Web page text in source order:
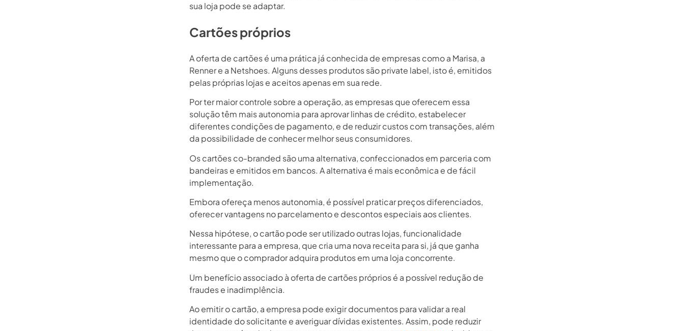
sua loja pode se adaptar.
Cartões próprios
A oferta de cartões é uma prática já conhecida de empresas como a Marisa, a
Renner e a Netshoes. Alguns desses produtos são private label, isto é, emitidos
pelas próprias lojas e aceitos apenas em sua rede.
Por ter maior controle sobre a operação, as empresas que oferecem essa
solução têm mais autonomia para aprovar linhas de crédito, estabelecer
diferentes condições de pagamento, e de reduzir custos com transações, além
da possibilidade de conhecer melhor seus consumidores.
Os cartões co-branded são uma alternativa, confeccionados em parceria com
bandeiras e emitidos em bancos. A alternativa é mais econômica e de fácil
implementação.
Embora ofereça menos autonomia, é possível praticar preços diferenciados,
oferecer vantagens no parcelamento e descontos especiais aos clientes.
Nessa hipótese, o cartão pode ser utilizado outras lojas, funcionalidade
interessante para a empresa, que cria uma nova receita para si, já que ganha
mesmo que o comprador adquira produtos em uma loja concorrente.
Um benefício associado à oferta de cartões próprios é a possível redução de
fraudes e inadimplência.
Ao emitir o cartão, a empresa pode exigir documentos para validar a real
identidade do solicitante e averiguar dívidas existentes. Assim, pode reduzir